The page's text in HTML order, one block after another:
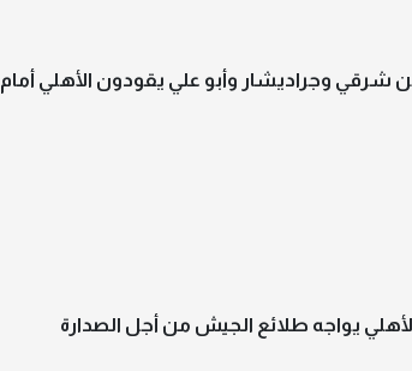
شرقي وجراديشار وأبو علي يقودون الأهلي أمام
يواجه طلائع الجيش من أجل الصدارة